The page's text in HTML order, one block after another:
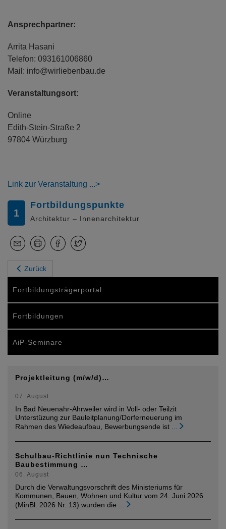
Ansprechpartner:
Arrita Hasani
Telefon: 093161006860
Mail: info@wirliebenbau.de
Veranstaltungsort:
Online
Edith-Stein-Straße 2
97804 Würzburg
Link zur Veranstaltung
1
Fortbildungspunkte
Architektur – Innenarchitektur
Zurück
Fortbildungsträgerportal
Fortbildungen
AiP-Seminare
Projektleitung (m/w/d)…
07. August
In Bad Neuenahr-Ahrweiler wird in Voll- oder Teilzit
Unterstüzung zur Bauleitplanung/Dorferneuerung im
Rahmen des Wiedeaufbau, Bewerbungsende ist
Schulbau-Richtlinie nun Technische
Baubestimmung …
06. August
Durch die Verwaltungsvorschrift des Ministeriums für
Kommunen, Bauen, Wohnen und Kultur vom 24. Juni 2026
(MinBl. 2026 Nr. 13) wurden die